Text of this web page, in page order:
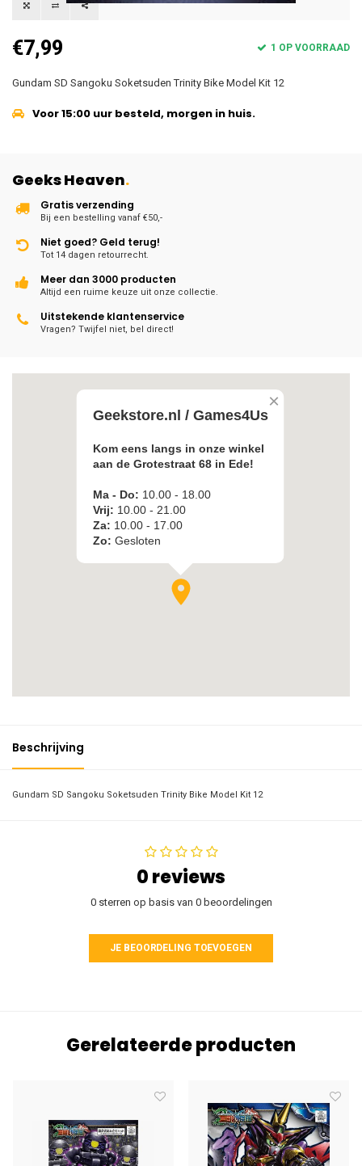
€7,99 1 OP VOORRAAD
Gundam SD Sangoku Soketsuden Trinity Bike Model Kit 12
Voor 15:00 uur besteld, morgen in huis.
Geeks Heaven.
Gratis verzending
Bij een bestelling vanaf €50,-
Niet goed? Geld terug!
Tot 14 dagen retourrecht.
Meer dan 3000 producten
Altijd een ruime keuze uit onze collectie.
Uitstekende klantenservice
Vragen? Twijfel niet, bel direct!
Beschrijving
Gundam SD Sangoku Soketsuden Trinity Bike Model Kit 12
0 reviews
0 sterren op basis van 0 beoordelingen
JE BEOORDELING TOEVOEGEN
Gerelateerde producten